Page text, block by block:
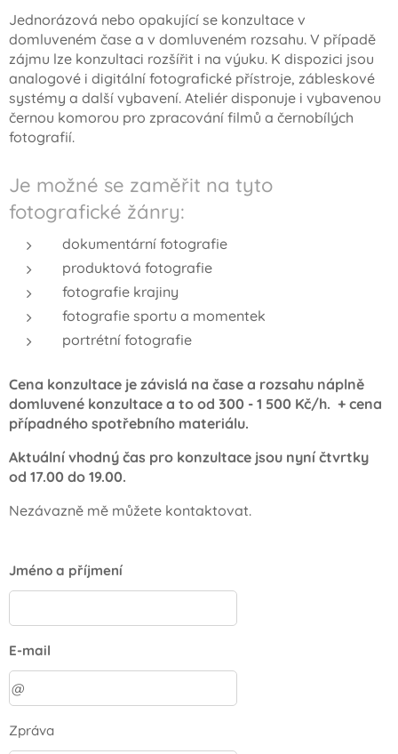
Jednorázová nebo opakující se konzultace v
domluveném čase a v domluveném rozsahu. V případě
zájmu lze konzultaci rozšířit i na výuku. K dispozici jsou
analogové i digitální fotografické přístroje, zábleskové
systémy a další vybavení. Ateliér disponuje i vybavenou
černou komorou pro zpracování filmů a černobílých
fotografií.
Je možné se zaměřit na tyto
fotografické žánry:
dokumentární fotografie
produktová fotografie
fotografie krajiny
fotografie sportu a momentek
portrétní fotografie
Cena konzultace je závislá na čase a rozsahu náplně
domluvené konzultace a to od 300 - 1 500 Kč/h. + cena
případného spotřebního materiálu.
Aktuální vhodný čas pro konzultace jsou nyní čtvrtky
od 17.00 do 19.00.
Nezávazně mě můžete kontaktovat.
Jméno a příjmení
E-mail
Zpráva